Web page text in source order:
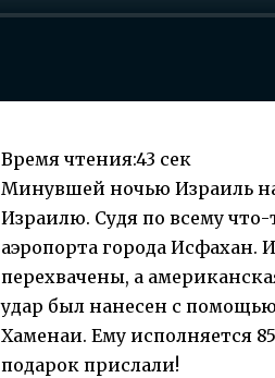
Время чтения:43 сек
Минувшей ночью Израиль
Израилю. Судя по всему что-
аэропорта города
перехвачены, а
удар был нанесен с
Хаменаи. Ему исполняется
подарок прислали!